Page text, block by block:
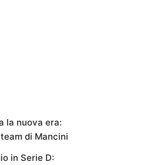
la nuova era:
di Mancini
in Serie D: